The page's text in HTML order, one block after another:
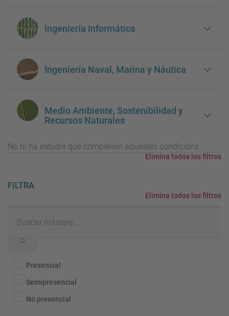
Ingeniería Informática
Ingeniería Naval, Marina y Náutica
Medio Ambiente, Sostenibilidad y
Recursos Naturales
No hi ha estudis que compleixin aquestes condicions
Elimina todos los filtros
FILTRA
Elimina todos los filtros
másters...
Semipresenciales
presenciales
Presencial
Semipresencial
No presencial